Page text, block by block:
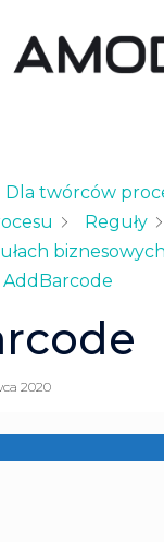
Dla twórców
Reguły
biznesowych
AddBarcode
2020